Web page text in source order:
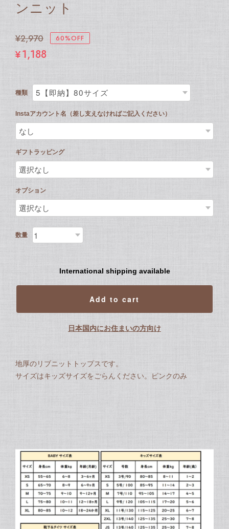
ンニット
¥2,970 60%OFF
¥1,188
種類
Instaアカウント名（差し支えなければご記入ください）
ギフトラッピング
オプション
数量
International shipping available
Add to cart
日本国内にお住まいの方向け
地厚のリブニットトップスです。
サイズはキッズサイズをごらんください。ピンクのみ